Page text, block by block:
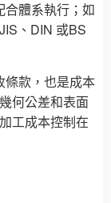
體系執行；如
、DIN 或BS
條款，也是成本
何公差和表面
工成本控制在